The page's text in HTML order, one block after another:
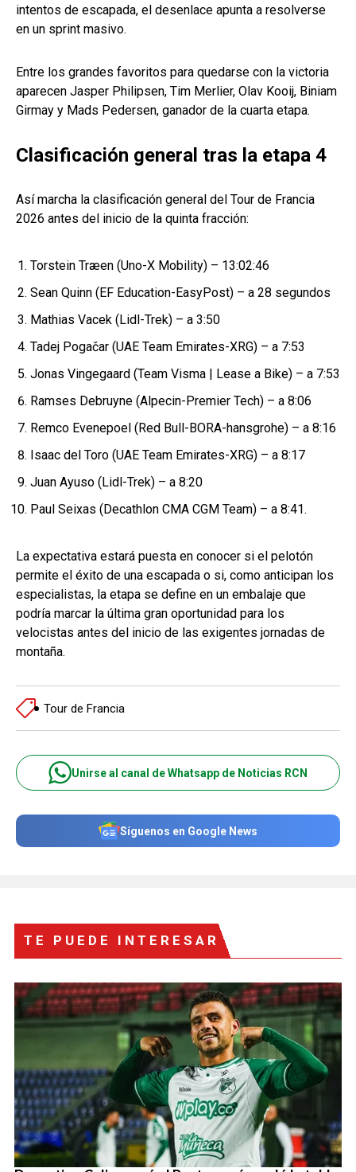
intentos de escapada, el desenlace apunta a resolverse
en un sprint masivo.
Entre los grandes favoritos para quedarse con la victoria
aparecen Jasper Philipsen, Tim Merlier, Olav Kooij, Biniam
Girmay y Mads Pedersen, ganador de la cuarta etapa.
Clasificación general tras la etapa 4
Así marcha la clasificación general del Tour de Francia
2026 antes del inicio de la quinta fracción:
Torstein Træen (Uno-X Mobility) – 13:02:46
Sean Quinn (EF Education-EasyPost) – a 28 segundos
Mathias Vacek (Lidl-Trek) – a 3:50
Tadej Pogačar (UAE Team Emirates-XRG) – a 7:53
Jonas Vingegaard (Team Visma | Lease a Bike) – a 7:53
Ramses Debruyne (Alpecin-Premier Tech) – a 8:06
Remco Evenepoel (Red Bull-BORA-hansgrohe) – a 8:16
Isaac del Toro (UAE Team Emirates-XRG) – a 8:17
Juan Ayuso (Lidl-Trek) – a 8:20
Paul Seixas (Decathlon CMA CGM Team) – a 8:41.
La expectativa estará puesta en conocer si el pelotón
permite el éxito de una escapada o si, como anticipan los
especialistas, la etapa se define en un embalaje que
podría marcar la última gran oportunidad para los
velocistas antes del inicio de las exigentes jornadas de
montaña.
Tour de Francia
Unirse al canal de Whatsapp de Noticias RCN
Síguenos en Google News
TE PUEDE INTERESAR